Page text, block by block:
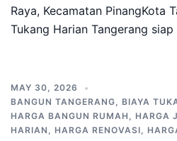
Raya, Kecamatan PinangKota
Tukang Harian Tangerang
MAY 30, 2026
BANGUN TANGERANG, BIAYA
HARGA BANGUN RUMAH , HARGA
HARIAN , HARGA RENOVASI,